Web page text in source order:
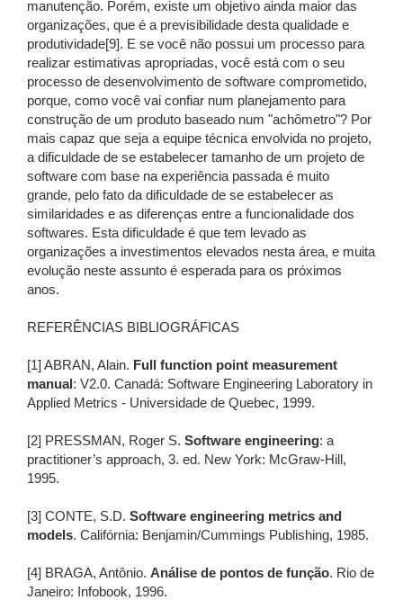
manutenção. Porém, existe um objetivo ainda maior das
organizações, que é a previsibilidade desta qualidade e
produtividade[9]. E se você não possui um processo para
realizar estimativas apropriadas, você está com o seu
processo de desenvolvimento de software comprometido,
porque, como você vai confiar num planejamento para
construção de um produto baseado num "achômetro"? Por
mais capaz que seja a equipe técnica envolvida no projeto,
a dificuldade de se estabelecer tamanho de um projeto de
software com base na experiência passada é muito
grande, pelo fato da dificuldade de se estabelecer as
similaridades e as diferenças entre a funcionalidade dos
softwares. Esta dificuldade é que tem levado as
organizações a investimentos elevados nesta área, e muita
evolução neste assunto é esperada para os próximos
anos.
REFERÊNCIAS BIBLIOGRÁFICAS
[1] ABRAN, Alain. Full function point measurement
manual : V2.0. Canadá: Software Engineering Laboratory in
Applied Metrics - Universidade de Quebec, 1999.
[2] PRESSMAN, Roger S. Software engineering: a
practitioner’s approach, 3. ed. New York: McGraw-Hill,
1995.
[3] CONTE, S.D. Software engineering metrics and
models. Califórnia: Benjamin/Cummings Publishing, 1985.
[4] BRAGA, Antônio. Análise de pontos de função. Rio de
Janeiro: Infobook, 1996.